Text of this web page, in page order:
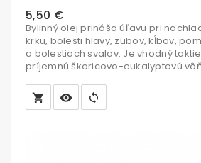
5,50 €
Bylinný olej prináša úľavu pri
krku, bolesti hlavy, zubov, kĺbov,
a bolestiach svalov. Je vhodný
príjemnú škoricovo-eukalyptovú
local_grocery_store visibility sync